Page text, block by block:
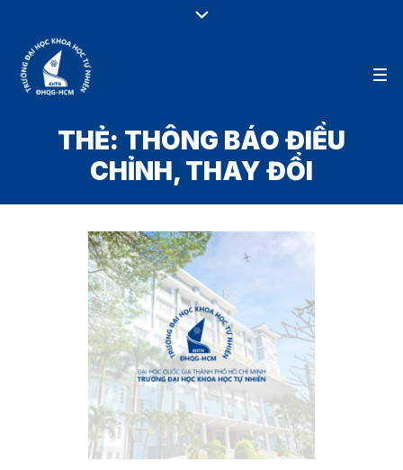
THẺ: THÔNG BÁO ĐIỀU
CHỈNH, THAY ĐỔI